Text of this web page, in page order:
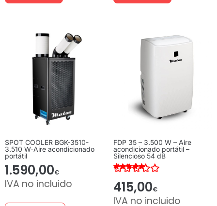
SPOT COOLER BGK-3510-
3.510 W-Aire acondicionado
portátil
1.590,00€
IVA no incluido
FDP 35 – 3.500 W – Aire
acondicionado portátil –
Silencioso 54 dB
4.00
de 5
415,00€
IVA no incluido